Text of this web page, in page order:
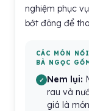
nghiệm phục
bớt đông để
CÁC MÓN
BÀ NGỌC
Nem lụi:
rau và
giá là